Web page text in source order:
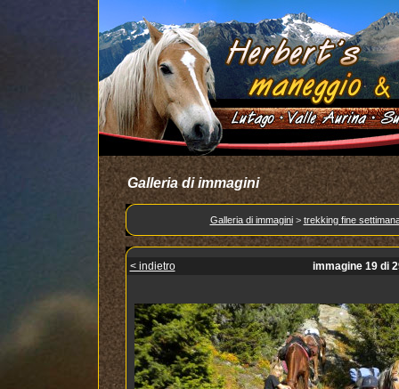
Galleria di immagini
Galleria di immagini> trekking fine
< indietro immagine 19 di